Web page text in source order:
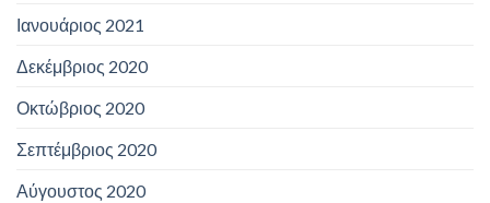
Ιανουάριος 2021
Δεκέμβριος 2020
Οκτώβριος 2020
Σεπτέμβριος 2020
Αύγουστος 2020